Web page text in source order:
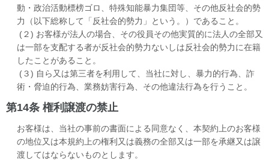
動・政治活動標榜ゴロ、特殊知能暴力集団等、その他反社会的勢
力（以下総称して「反社会的勢力」という。）であること。
(２) お客様が法人の場合、その役員その他実質的に法人の全部又
は一部を支配する者が反社会的勢力ないしは反社会的勢力に在籍
したことがあること。
(３) 自ら又は第三者を利用して、当社に対し、暴力的行為、詐
術・脅迫的行為、業務妨害行為、その他違法行為を行うこと。
第14条 権利譲渡の禁止
お客様は、当社の事前の書面による同意なく、本契約上のお客様
の地位又は本規約上の権利又は義務の全部又は一部を承継又は譲
渡してはならないものとします。